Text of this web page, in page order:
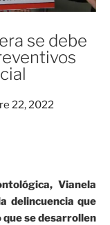
se debe
22, 2022
Vianela
delincuencia que
se desarrollen